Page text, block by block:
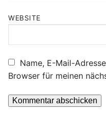
WEBSITE
Name, E-Mail-
Browser für meinen